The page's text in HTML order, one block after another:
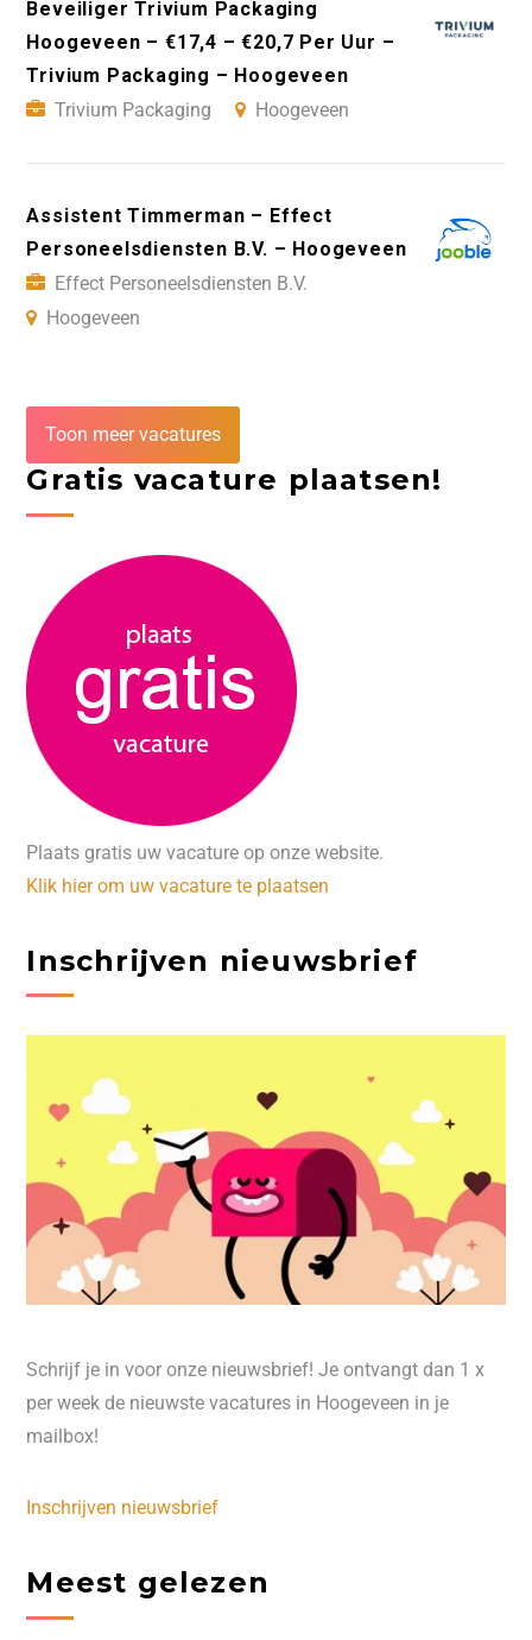
Beveiliger Trivium Packaging
Hoogeveen – €17,4 – €20,7 Per Uur –
Trivium Packaging – Hoogeveen
Trivium Packaging
Hoogeveen
Assistent Timmerman – Effect
Personeelsdiensten B.V. – Hoogeveen
Effect Personeelsdiensten B.V.
Hoogeveen
Toon meer vacatures
Gratis vacature plaatsen!
Plaats gratis uw vacature op onze website.
Klik hier om uw vacature te plaatsen
Inschrijven nieuwsbrief
Schrijf je in voor onze nieuwsbrief! Je ontvangt dan 1 x
per week de nieuwste vacatures in Hoogeveen in je
mailbox!
Inschrijven nieuwsbrief
Meest gelezen